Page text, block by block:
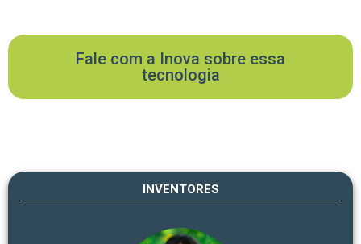
Fale com a Inova sobre essa
tecnologia
INVENTORES